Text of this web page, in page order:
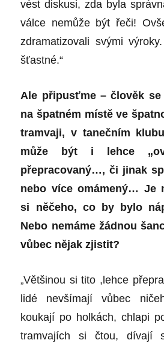
vést diskusi, zda byla
válce nemůže být řeči!
zdramatizovali svými
šťastné.“
Ale připusťme – člověk
na špatném místě ve
tramvaji, v tanečním
může být i lehce
přepracovaný…, či jinak
nebo více omámený… Je
si něčeho, co by bylo
Nebo nemáme žádnou
vůbec nějak zjistit?
„Většinou si tito ,lehce
lidé nevšímají vůbec
koukají po holkách, chlapi
tramvajích si čtou, dívají